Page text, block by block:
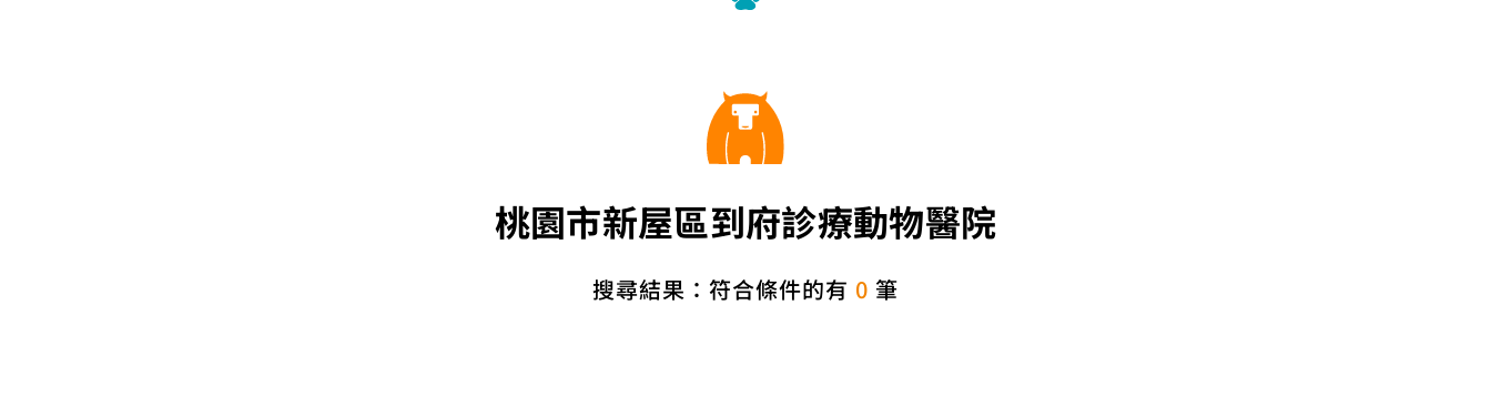
桃園市新屋區到府診療動物醫院
搜尋結果：符合條件的有 0 筆